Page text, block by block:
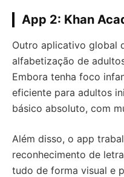
App 2: Khan
Outro aplicativo global
alfabetização de
Embora tenha foco
eficiente para adultos
básico absoluto, com
Além disso, o app
reconhecimento de
tudo de forma visual e